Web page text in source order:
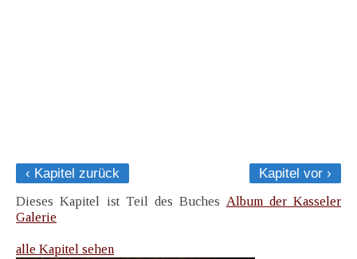
‹ Kapitel zurück
Kapitel vor ›
Dieses Kapitel ist Teil des Buches Album der Kasseler
Galerie
alle Kapitel sehen